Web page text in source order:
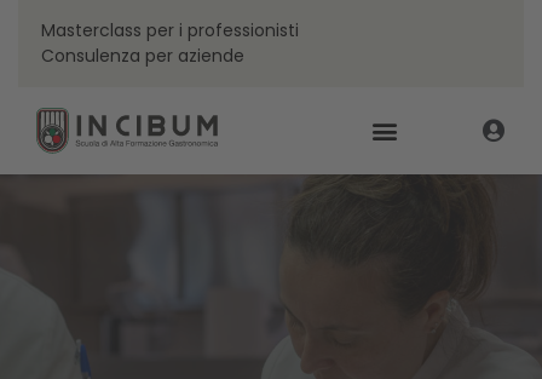
Masterclass per i professionisti
Consulenza per aziende